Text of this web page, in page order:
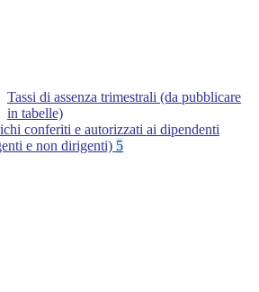
Tassi di assenza trimestrali (da pubblicare
in tabelle)
conferiti e autorizzati ai dipendenti
e non dirigenti) 5